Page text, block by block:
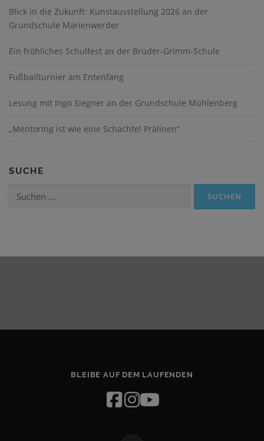
Blick in die Zukunft: Kunstausstellung 2026 an der
Grundschule Marienwerder
Ein fröhliches Schulfest an der Brüder-Grimm-Schule
Fußballturnier am Entenfang
Lesung mit Ingo Siegner an der Grundschule Mühlenberg
„Mentoring ist wie eine Schachtel Pralinen“
SUCHE
Suchen
BLEIBE AUF DEM LAUFENDEN